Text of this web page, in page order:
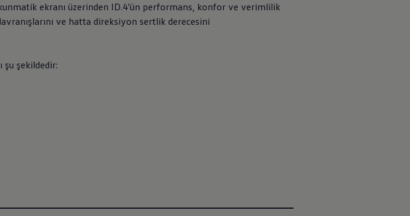
ekranı üzerinden ID.4'ün performans, konfor ve verimlilik
ve hatta direksiyon sertlik derecesini
şu şekildedir: